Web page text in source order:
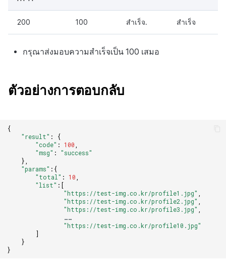
200 100 สำเร็จ. สำเร็จ
กรุณาส่งมอบความสำเร็จเป็น 100 เสมอ
ตัวอย่างการตอบกลับ
{
"result" :
{
"code" : 100,
"msg" :
"success"
},
"params" :{
"total" : 10,
"list" : [
"https://test-img.co.kr/profile1.jpg" ,
"https://test-img.co.kr/profile2.jpg" ,
"https://test-img.co.kr/profile3.jpg" ,
……
"https://test-img.co.kr/profile10.jpg"
]
}
}